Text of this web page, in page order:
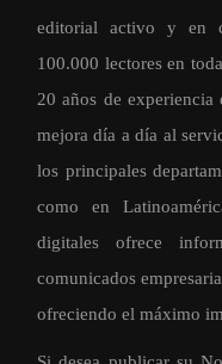
editorial activo y en
100.000 lectores en
20 años de experiencia
mejora día a día al
los principales
como en
digitales ofrece
comunicados
ofreciendo el máximo